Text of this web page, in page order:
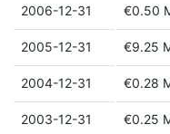
2006-12-31 €0.50
2005-12-31 €9.25
2004-12-31 €0.28
2003-12-31 €0.25